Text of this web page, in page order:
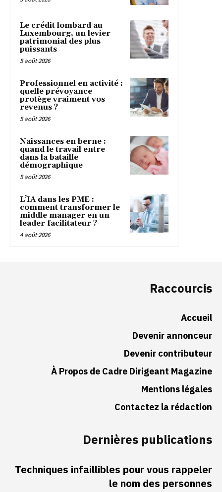
Le crédit lombard au
Luxembourg, un levier
patrimonial des plus
puissants
5 août 2026
Professionnel en activité :
quelle prévoyance
protège vraiment vos
revenus ?
5 août 2026
Naissances en berne :
quand le travail entre
dans la bataille
démographique
5 août 2026
L’IA dans les PME :
comment transformer le
middle manager en un
leader facilitateur ?
4 août 2026
Raccourcis
Accueil
Devenir annonceur
Devenir contributeur
À Propos de Cadre Dirigeant Magazine
Mentions légales
Contactez la rédaction
Dernières publications
Techniques infaillibles pour vous rappeler
le nom des personnes